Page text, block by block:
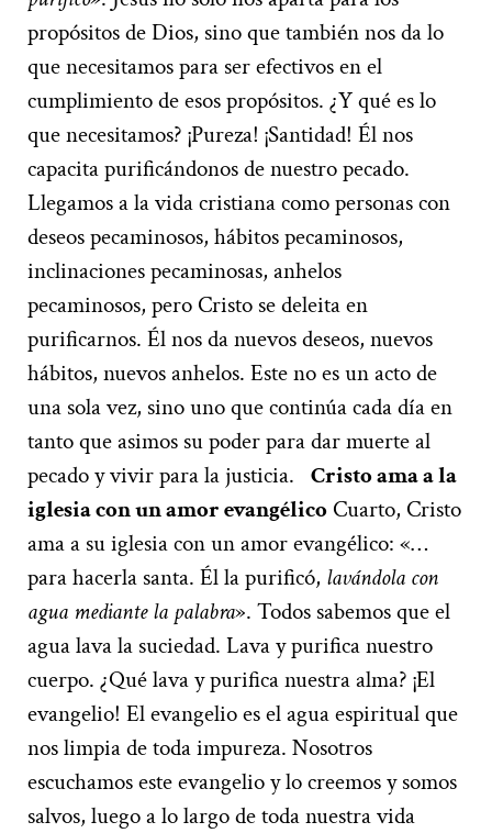
propósitos de Dios, sino que también nos da lo
que necesitamos para ser efectivos en el
cumplimiento de esos propósitos. ¿Y qué es lo
que necesitamos? ¡Pureza! ¡Santidad! Él nos
capacita purificándonos de nuestro pecado.
Llegamos a la vida cristiana como personas con
deseos pecaminosos, hábitos pecaminosos,
inclinaciones pecaminosas, anhelos
pecaminosos, pero Cristo se deleita en
purificarnos. Él nos da nuevos deseos, nuevos
hábitos, nuevos anhelos. Este no es un acto de
una sola vez, sino uno que continúa cada día en
tanto que asimos su poder para dar muerte al
pecado y vivir para la justicia. Cristo ama a la
iglesia con un amor evangélico Cuarto, Cristo
ama a su iglesia con un amor evangélico: «…
para hacerla santa. Él la purificó, lavándola con
agua mediante la palabra». Todos sabemos que el
agua lava la suciedad. Lava y purifica nuestro
cuerpo. ¿Qué lava y purifica nuestra alma? ¡El
evangelio! El evangelio es el agua espiritual que
nos limpia de toda impureza. Nosotros
escuchamos este evangelio y lo creemos y somos
salvos, luego a lo largo de toda nuestra vida